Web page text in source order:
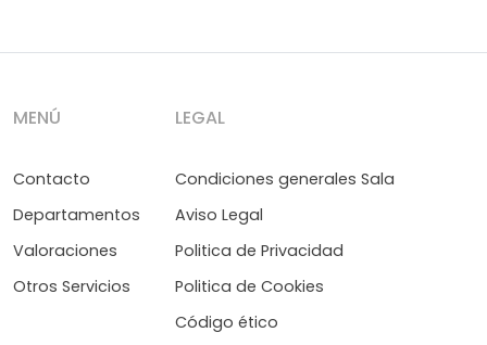
MENÚ
Contacto
Departamentos
Valoraciones
Otros Servicios
LEGAL
Condiciones generales Sala
Aviso Legal
Politica de Privacidad
Politica de Cookies
Código ético